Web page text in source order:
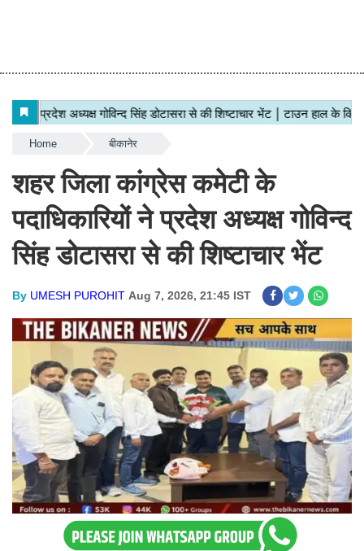
Home बीकानेर
शहर जिला कांग्रेस कमेटी के
पदाधिकारियों ने प्रदेश अध्यक्ष गोविन्द
सिंह डोटासरा से की शिष्टाचार भेंट
By UMESH PUROHIT Aug 7, 2026, 21:45 IST